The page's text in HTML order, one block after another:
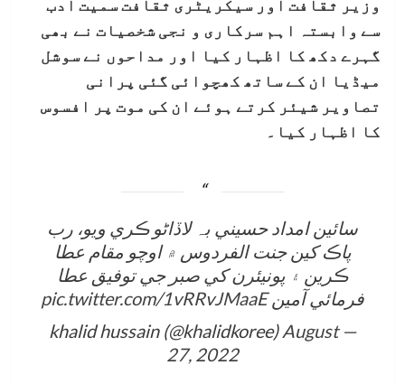
وزیر ثقافت اور سیکریٹری ثقافت سمیت ادب
سے وابستہ اہم سرکاری و نجی شخصیات نے بھی
گہرے دکھ کا اظہار کیا اور مداحوں نے سوشل
میڈیا ان کے ساتھ کھچوائی گئی پرانی
تصاویر شیئر کرتے ہوئے ان کی موت پر افسوس
کا اظہار کیا۔
سائين امداد حسیني بہ لاڏاڻو ڪري ويو، رب
پاڪ کين جنت الفردوس ۾ اوچو مقام عطا
ڪرين ۽ پونيئرن کي صبر جي توفيق عطا
فرمائي آمينpic.twitter.com/1vRRvJMaaE
— khalid hussain (@khalidkoree)
August
27, 2022